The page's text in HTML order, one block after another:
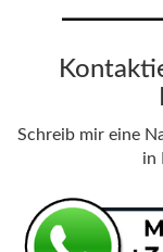
Schreib mir eine
in